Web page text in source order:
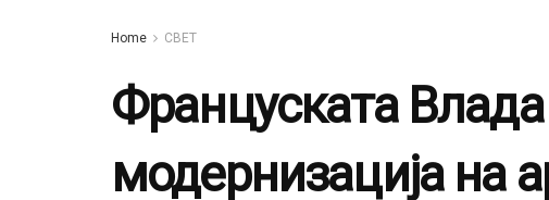
Home СВЕТ
Француската
модернизација на